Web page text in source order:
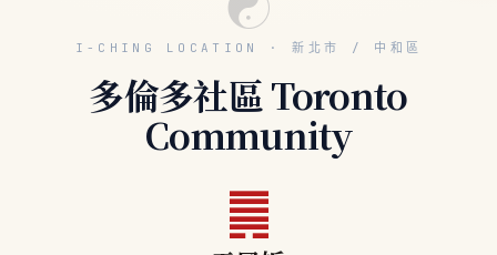
I-CHING LOCATION · 新北市 / 中和區
多倫多社區 Toronto
Community
䷫